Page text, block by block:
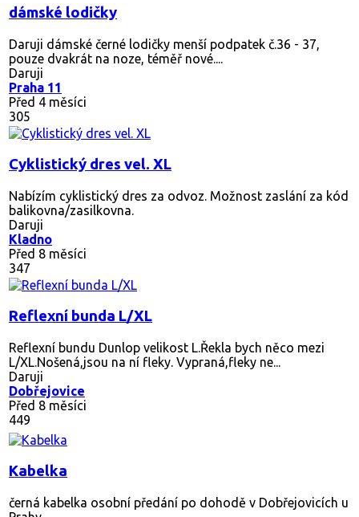
dámské lodičky
Daruji dámské černé lodičky menší podpatek č.36 - 37,
pouze dvakrát na noze, téměř nové....
Daruji
Praha 11
Před 4 měsíci
305
Cyklistický dres vel. XL
Nabízím cyklistický dres za odvoz. Možnost zaslání za kód
balikovna/zasilkovna.
Daruji
Kladno
Před 8 měsíci
347
Reflexní bunda L/XL
Reflexní bundu Dunlop velikost L.Řekla bych něco mezi
L/XL.Nošená,jsou na ní fleky. Vypraná,fleky ne...
Daruji
Dobřejovice
Před 8 měsíci
449
Kabelka
černá kabelka osobní předání po dohodě v Dobřejovicích u